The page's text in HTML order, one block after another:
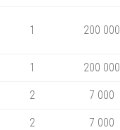
1 200 000
1 200 000
2 7 000
2 7 000